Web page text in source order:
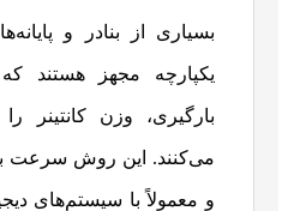
بسیاری از بنادر و
یکپارچه مجهز هستند
بارگیری، وزن کانتینر
می‌کنند. این روش سرعت
و معمولاً با سیستم‌های